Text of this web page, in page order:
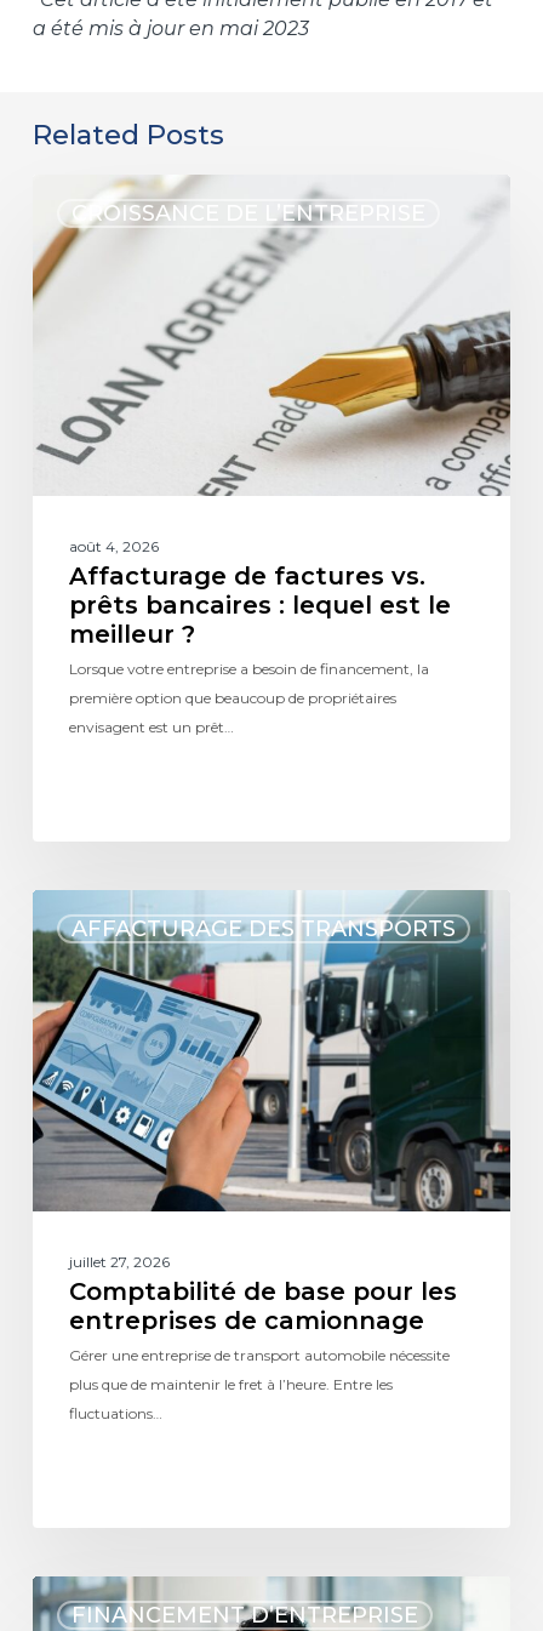
a été mis à jour en mai 2023
Related Posts
CROISSANCE DE L’ENTREPRISE
août 4, 2026
Affacturage de factures vs.
prêts bancaires : lequel est le
meilleur ?
Lorsque votre entreprise a besoin de financement, la
première option que beaucoup de propriétaires
envisagent est un prêt…
AFFACTURAGE DES TRANSPORTS
juillet 27, 2026
Comptabilité de base pour les
entreprises de camionnage
Gérer une entreprise de transport automobile nécessite
plus que de maintenir le fret à l’heure. Entre les
fluctuations…
FINANCEMENT D’ENTREPRISE